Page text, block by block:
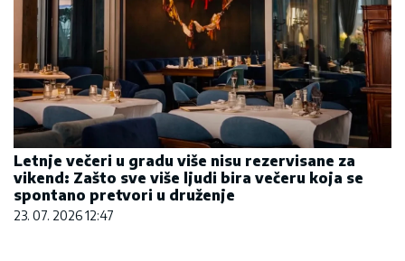
Letnje večeri u gradu više nisu rezervisane za
vikend: Zašto sve više ljudi bira večeru koja se
spontano pretvori u druženje
23. 07. 2026 12:47